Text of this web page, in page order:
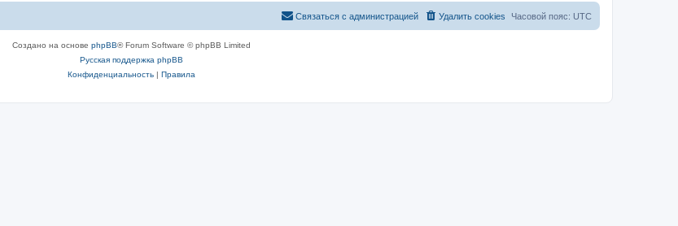
Часовой пояс: UTC
Удалить cookies
Связаться с администрацией
Создано на основе phpBB® Forum Software © phpBB Limited
Русская поддержка phpBB
Конфиденциальность| Правила